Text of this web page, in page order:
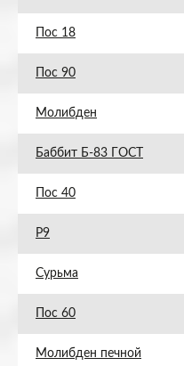
Пос 18
Пос 90
Молибден
Баббит Б-83 ГОСТ
Пос 40
Р9
Сурьма
Пос 60
Молибден печной